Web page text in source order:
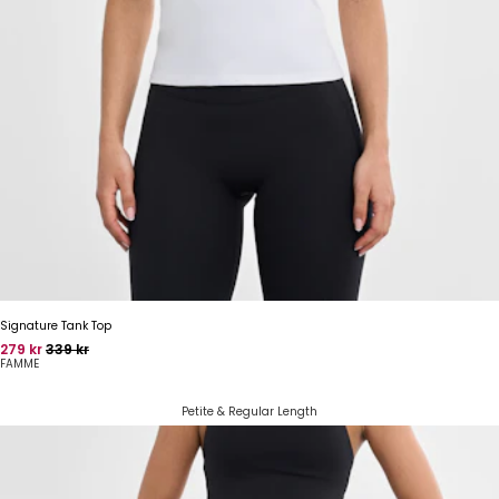
Signature Tank Top
Pris
279 krOprindelig pris
339 kr
FAMME
Petite & Regular Length